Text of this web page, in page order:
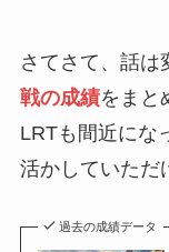
さてさて、話は
戦の成績をまと
LRTも間近にな
活かしていただ
過去の成績データ